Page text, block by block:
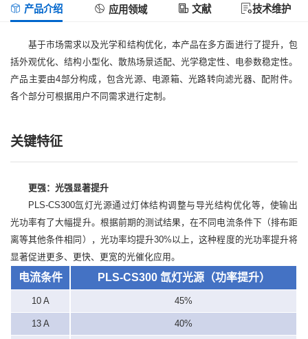
产品介绍 应用领域 文献 技术维护
基于市场需求以及光学和结构优化，本产品在多方面进行了提升，包
括外观优化、结构小型化、散热场景适配、光学稳定性、电参数稳定性。
产品主要由4部分构成，包含光源、电源箱、光路转向滤光器、配附件。
各个部分可根据用户不同需求进行定制。
关键特征
更强：光强显著提升
PLS-CS300氙灯光源通过灯体结构调整与导光结构优化等，使输出
光功率有了大幅提升。根据前期的测试结果，在不同电流条件下（排布距
离等其他条件相同），光功率均提升30%以上，这种程度的光功率提升将
显著促进更多、更快、更宽的光催化应用。
电流条件 PLS-CS300 氙灯光源（功率提升）
10 A 45%
13 A 40%